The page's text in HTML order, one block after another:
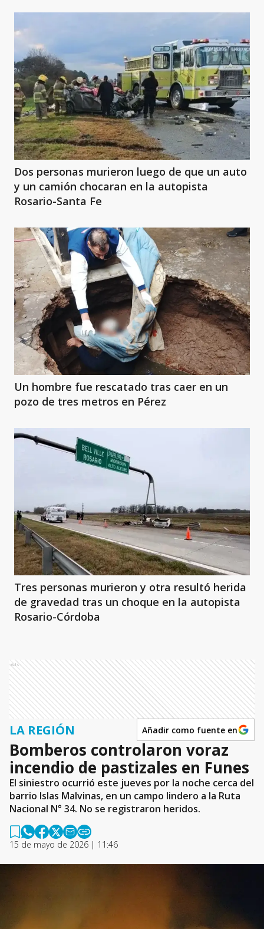
Dos personas murieron luego de que un auto
y un camión chocaran en la autopista
Rosario-Santa Fe
Un hombre fue rescatado tras caer en un
pozo de tres metros en Pérez
Tres personas murieron y otra resultó herida
de gravedad tras un choque en la autopista
Rosario-Córdoba
Ads
LA REGIÓN Añadir como fuente en
Bomberos controlaron voraz
incendio de pastizales en Funes
El siniestro ocurrió este jueves por la noche cerca del
barrio Islas Malvinas, en un campo lindero a la Ruta
Nacional N° 34. No se registraron heridos.
15 de mayo de 2026 | 11:46